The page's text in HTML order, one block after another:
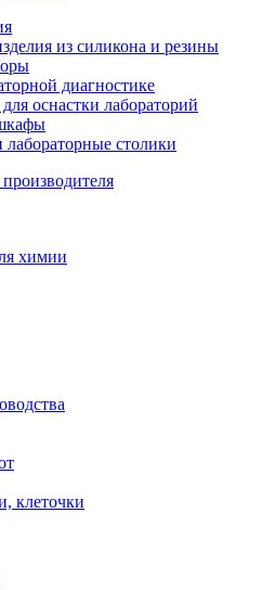
из силикона и резины
диагностике
оснастки лабораторий
столики
химии
клеточки